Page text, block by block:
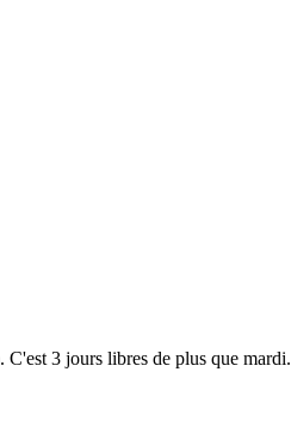
3 jours libres de plus que mardi.